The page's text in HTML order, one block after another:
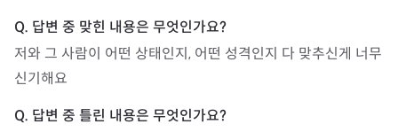
저와 그 사람이 어떤 상태인지, 어떤 성격인지 다 맞추신게 너무
신기해요